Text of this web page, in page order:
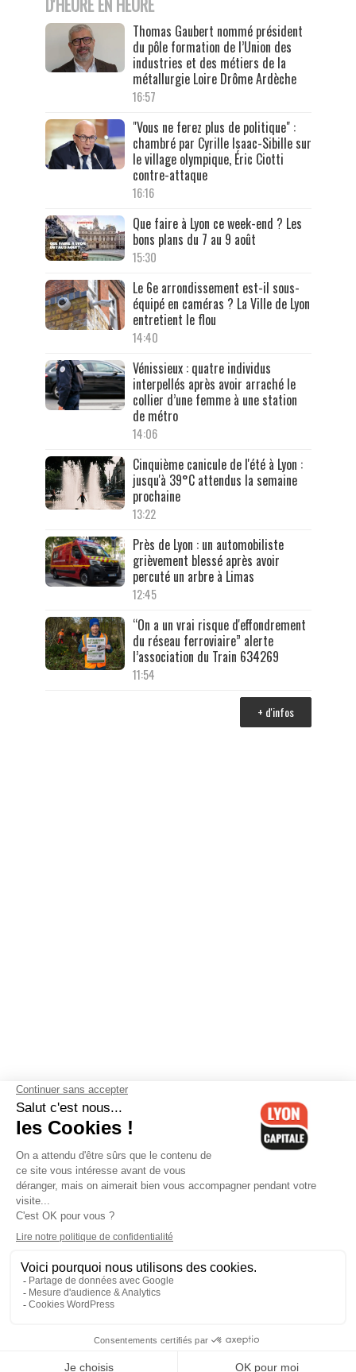
D'HEURE EN HEURE
Thomas Gaubert nommé président
du pôle formation de l’Union des
industries et des métiers de la
métallurgie Loire Drôme Ardèche
16:57
"Vous ne ferez plus de politique" :
chambré par Cyrille Isaac-Sibille sur
le village olympique, Éric Ciotti
contre-attaque
16:16
Que faire à Lyon ce week-end ? Les
bons plans du 7 au 9 août
15:30
Le 6e arrondissement est-il sous-
équipé en caméras ? La Ville de Lyon
entretient le flou
14:40
Vénissieux : quatre individus
interpellés après avoir arraché le
collier d’une femme à une station
de métro
14:06
Cinquième canicule de l'été à Lyon :
jusqu'à 39°C attendus la semaine
prochaine
13:22
Près de Lyon : un automobiliste
grièvement blessé après avoir
percuté un arbre à Limas
12:45
“On a un vrai risque d'effondrement
du réseau ferroviaire” alerte
l’association du Train 634269
11:54
+ d'infos
Contactez-nous-Mentions légales-CGV-Politique de
confidentialité-Gestion des cookies
Cedex 06